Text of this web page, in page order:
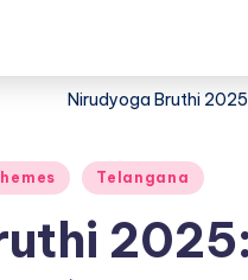
Nirudyoga Bruthi 2025
Telangana